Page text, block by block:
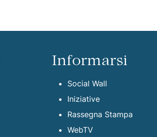
Informarsi
Social Wall
Iniziative
Rassegna Stampa
WebTV